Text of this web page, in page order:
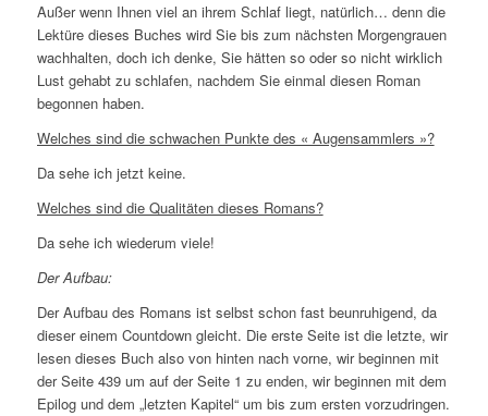
Außer wenn Ihnen viel an ihrem Schlaf liegt, natürlich… denn die
Lektüre dieses Buches wird Sie bis zum nächsten Morgengrauen
wachhalten, doch ich denke, Sie hätten so oder so nicht wirklich
Lust gehabt zu schlafen, nachdem Sie einmal diesen Roman
begonnen haben.
Welches sind die schwachen Punkte des « Augensammlers »?
Da sehe ich jetzt keine.
Welches sind die Qualitäten dieses Romans?
Da sehe ich wiederum viele!
Der Aufbau:
Der Aufbau des Romans ist selbst schon fast beunruhigend, da
dieser einem Countdown gleicht. Die erste Seite ist die letzte, wir
lesen dieses Buch also von hinten nach vorne, wir beginnen mit
der Seite 439 um auf der Seite 1 zu enden, wir beginnen mit dem
Epilog und dem „letzten Kapitel“ um bis zum ersten vorzudringen.